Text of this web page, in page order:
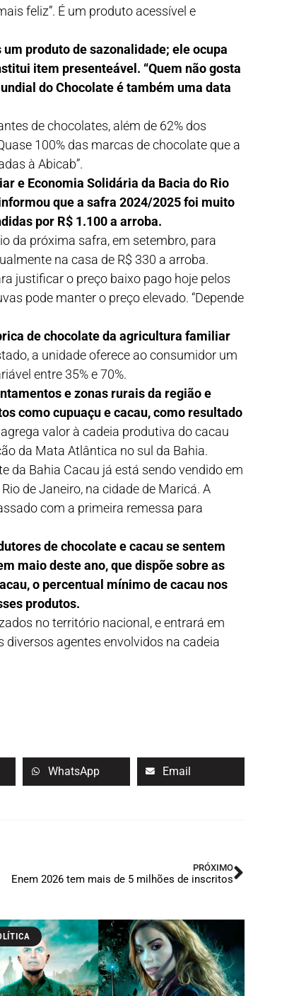
feliz”. É um produto acessível e
produto de sazonalidade; ele ocupa
item presenteável. “Quem não gosta
do Chocolate é também uma data
de chocolates, além de 62% dos
100% das marcas de chocolate que a
à Abicab”.
e Economia Solidária da Bacia do Rio
que a safra 2024/2025 foi muito
por R$ 1.100 a arroba.
da próxima safra, em setembro, para
na casa de R$ 330 a arroba.
justificar o preço baixo pago hoje pelos
pode manter o preço elevado. “Depende
de chocolate da agricultura familiar
a unidade oferece ao consumidor um
entre 35% e 70%.
e zonas rurais da região e
como cupuaçu e cacau, como resultado
valor à cadeia produtiva do cacau
da Mata Atlântica no sul da Bahia.
da Bahia Cacau já está sendo vendido em
de Janeiro, na cidade de Maricá. A
com a primeira remessa para
de chocolate e cacau se sentem
maio deste ano, que dispõe sobre as
o percentual mínimo de cacau nos
produtos.
no território nacional, e entrará em
diversos agentes envolvidos na cadeia
WhatsApp Email
PRÓXIMO
Enem 2026 tem mais de 5 milhões de inscritos